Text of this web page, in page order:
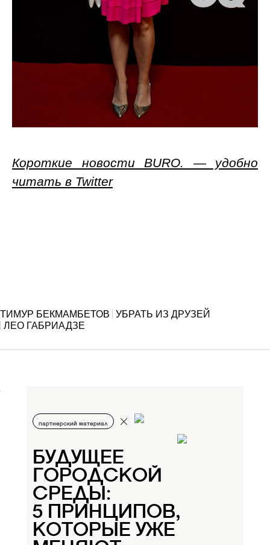
Короткие новости BURO. — удобно
читать в Twitter
ТИМУР БЕКМАМБЕТОВ
УБРАТЬ ИЗ ДРУЗЕЙ
ЛЕО ГАБРИАДЗЕ
партнерский материал
БУДУЩЕЕ
ГОРОДСКОЙ
СРЕДЫ:
5 ПРИНЦИПОВ,
КОТОРЫЕ УЖЕ